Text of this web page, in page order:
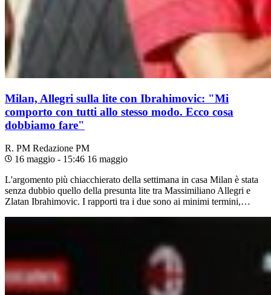
Milan, Allegri sulla lite con Ibrahimovic: "Mi
comporto con tutti allo stesso modo. Ecco cosa
dobbiamo fare"
R. PM Redazione PM
16 maggio - 15:46 16 maggio
L'argomento più chiacchierato della settimana in casa Milan è stata
senza dubbio quello della presunta lite tra Massimiliano Allegri e
Zlatan Ibrahimovic. I rapporti tra i due sono ai minimi termini,…